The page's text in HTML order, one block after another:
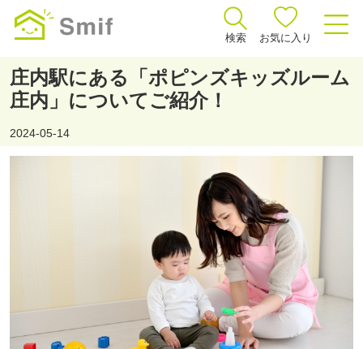
検索 お気に入り
庄内駅にある「ポピンズキッズルーム
庄内」についてご紹介！
2024-05-14